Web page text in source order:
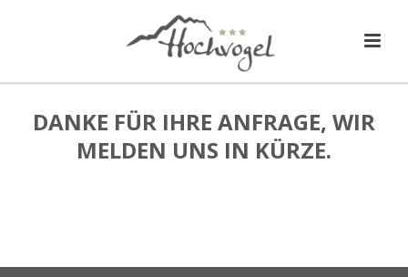
DANKE FÜR IHRE ANFRAGE, WIR
MELDEN UNS IN KÜRZE.